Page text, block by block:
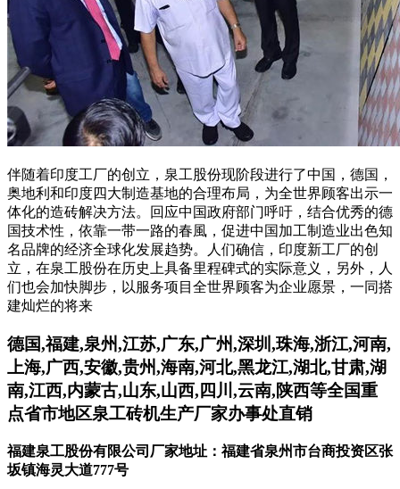
伴随着印度工厂的创立，泉工股份现阶段进行了中国，德国，
奥地利和印度四大制造基地的合理布局，为全世界顾客出示一
体化的造砖解决方法。回应中国政府部门呼吁，结合优秀的德
国技术性，依靠一带一路的春風，促进中国加工制造业出色知
名品牌的经济全球化发展趋势。人们确信，印度新工厂的创
立，在泉工股份在历史上具备里程碑式的实际意义，另外，人
们也会加快脚步，以服务项目全世界顾客为企业愿景，一同搭
建灿烂的将来
德国,福建,泉州,江苏,广东,广州,深圳,珠海,浙江,河南,
上海,广西,安徽,贵州,海南,河北,黑龙江,湖北,甘肃,湖
南,江西,内蒙古,山东,山西,四川,云南,陕西等全国重
点省市地区泉工砖机生产厂家办事处直销
福建泉工股份有限公司厂家地址：福建省泉州市台商投资区张
坂镇海灵大道777号